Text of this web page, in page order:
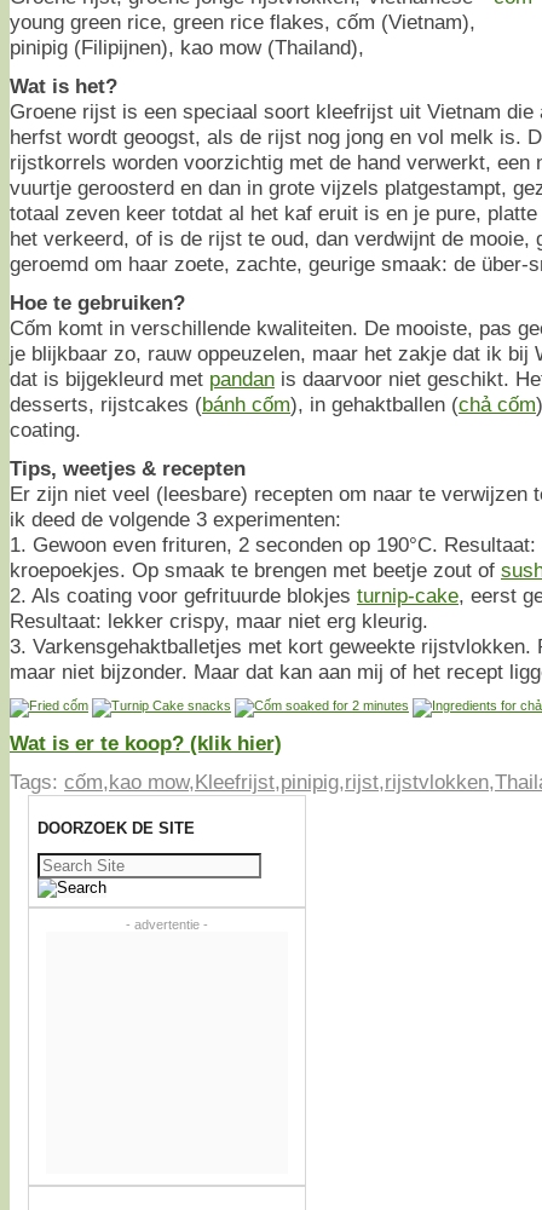
young green rice, green rice flakes, cốm (Vietnam),
pinipig (Filipijnen), kao mow (Thailand),
Wat is het?
Groene rijst is een speciaal soort kleefrijst uit Vietnam die
herfst wordt geoogst, als de rijst nog jong en vol melk is.
rijstkorrels worden voorzichtig met de hand verwerkt, een
vuurtje geroosterd en dan in grote vijzels platgestampt,
totaal zeven keer totdat al het kaf eruit is en je pure,
het verkeerd, of is de rijst te oud, dan verdwijnt de mooie,
geroemd om haar zoete, zachte, geurige smaak: de über-
Hoe te gebruiken?
Cốm komt in verschillende kwaliteiten. De mooiste, pas
je blijkbaar zo, rauw oppeuzelen, maar het zakje dat ik bij
dat is bijgekleurd met pandan is daarvoor niet geschikt.
desserts, rijstcakes (bánh cốm), in gehaktballen (chả cốm
coating.
Tips, weetjes & recepten
Er zijn niet veel (leesbare) recepten om naar te verwijzen
ik deed de volgende 3 experimenten:
1. Gewoon even frituren, 2 seconden op 190°C.
kroepoekjes. Op smaak te brengen met beetje zout of
2. Als coating voor gefrituurde blokjes turnip-cake, eerst
Resultaat: lekker crispy, maar niet erg kleurig.
3. Varkensgehaktballetjes met kort geweekte rijstvlokken.
maar niet bijzonder. Maar dat kan aan mij of het recept
Wat is er te koop? (klik hier)
Tags: cốm,kao mow,Kleefrijst,pinipig,rijst,rijstvlokken,
DOORZOEK DE SITE
Zoeken
naar:
- advertentie -